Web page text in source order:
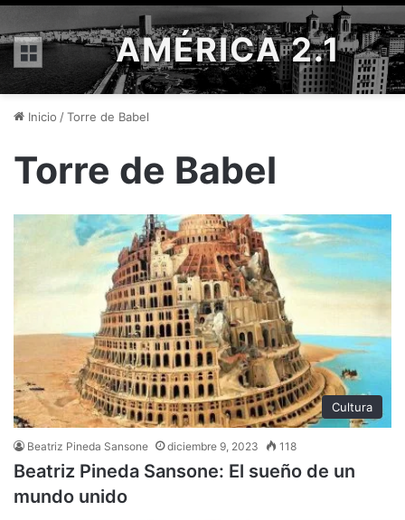
Menú AMÉRICA 2.1
Inicio /Torre de Babel
Torre de Babel
Cultura
Beatriz Pineda Sansone diciembre 9, 2023 118
Beatriz Pineda Sansone: El sueño de un
mundo unido